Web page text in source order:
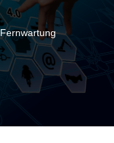
Fernwartung